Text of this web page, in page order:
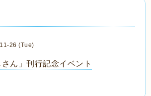
26 (Tue)
さん」刊行記念イベント